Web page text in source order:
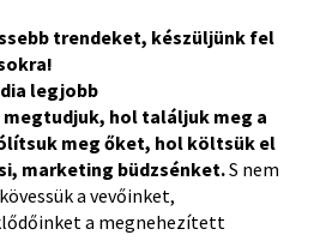
trendeket, készüljünk fel
legjobb
megtudjuk, hol találjuk meg a
meg őket, hol költsük el
marketing büdzsénket.S nem
a vevőinket,
a megnehezített